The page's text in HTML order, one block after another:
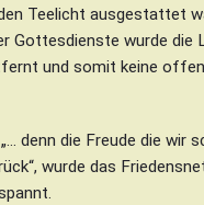
Teelicht ausgestattet
Gottesdienste wurde
und somit keine
denn die Freude die wir
wurde das